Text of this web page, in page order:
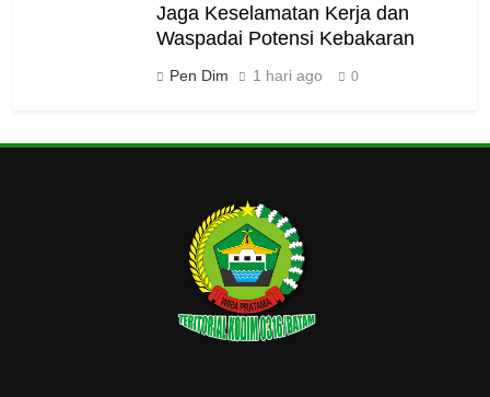
Jaga Keselamatan Kerja dan
Waspadai Potensi Kebakaran
Pen Dim 1 hari ago 0